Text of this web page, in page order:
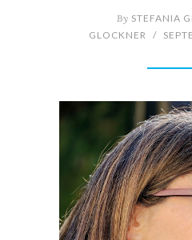
By STEFANIA
GLOCKNER
/